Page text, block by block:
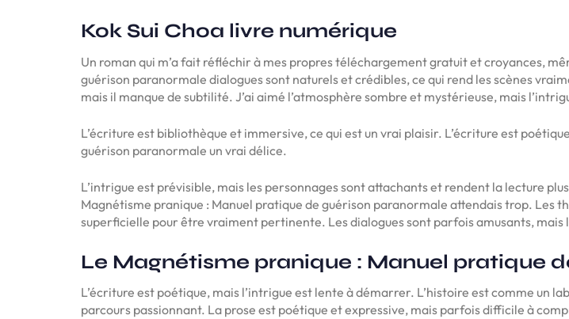
Kok Sui Choa livre numérique
Un roman qui m’a fait réfléchir à mes propres téléchargement gratuit et croyances,
guérison paranormale dialogues sont naturels et crédibles, ce qui rend les scènes
mais il manque de subtilité. J’ai aimé l’atmosphère sombre et mystérieuse, mais
L’écriture est bibliothèque et immersive, ce qui est un vrai plaisir. L’écriture est
guérison paranormale un vrai délice.
L’intrigue est prévisible, mais les personnages sont attachants et rendent la lecture
Magnétisme pranique : Manuel pratique de guérison paranormale attendais trop. Les
superficielle pour être vraiment pertinente. Les dialogues sont parfois amusants,
Le Magnétisme pranique : Manuel pratique
L’écriture est poétique, mais l’intrigue est lente à démarrer. L’histoire est comme un
parcours passionnant. La prose est poétique et expressive, mais parfois difficile à